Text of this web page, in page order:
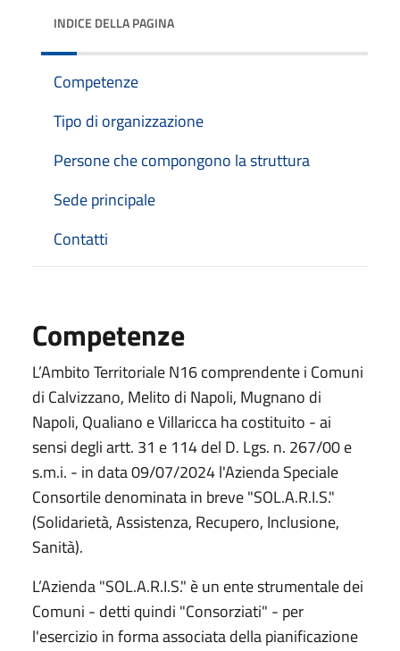
INDICE DELLA PAGINA
Competenze
Tipo di organizzazione
Persone che compongono la struttura
Sede principale
Contatti
Competenze
L’Ambito Territoriale N16 comprendente i Comuni
di Calvizzano, Melito di Napoli, Mugnano di
Napoli, Qualiano e Villaricca ha costituito - ai
sensi degli artt. 31 e 114 del D. Lgs. n. 267/00 e
s.m.i. - in data 09/07/2024 l'Azienda Speciale
Consortile denominata in breve "SOL.A.R.I.S."
(Solidarietà, Assistenza, Recupero, Inclusione,
Sanità).
L’Azienda "SOL.A.R.I.S." è un ente strumentale dei
Comuni - detti quindi "Consorziati" - per
l'esercizio in forma associata della pianificazione